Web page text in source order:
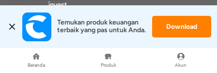
Beranda Produk Akun
PT Artha Investa Teknologi
KEP-7/PM.21/2021
Langganan untuk mendapatkan tips finansial
Temukan produk keuangan
terbaik yang pas untuk Anda.
Download